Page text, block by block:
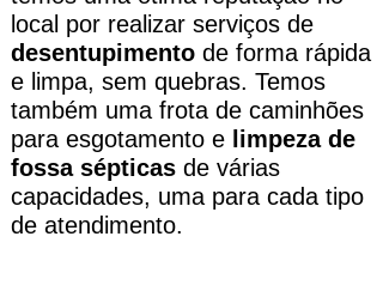
local por realizar serviços de
desentupimento de forma rápida
e limpa, sem quebras. Temos
também uma frota de caminhões
para esgotamento e limpeza de
fossa sépticas de várias
capacidades, uma para cada tipo
de atendimento.